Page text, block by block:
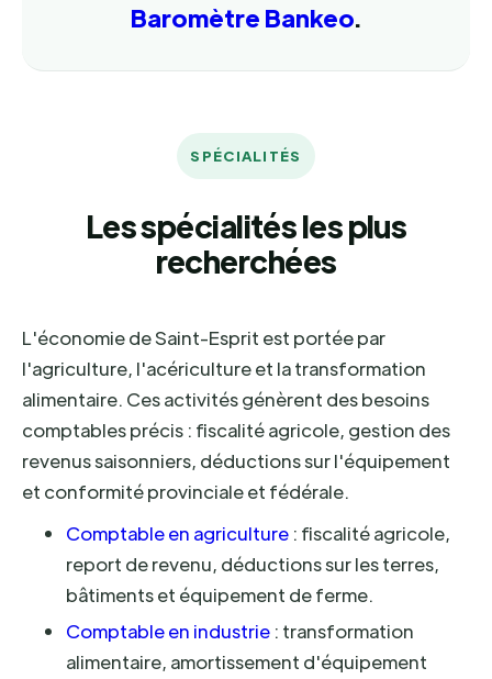
Baromètre Bankeo.
SPÉCIALITÉS
Les spécialités les plus
recherchées
L'économie de Saint-Esprit est portée par
l'agriculture, l'acériculture et la transformation
alimentaire. Ces activités génèrent des besoins
comptables précis : fiscalité agricole, gestion des
revenus saisonniers, déductions sur l'équipement
et conformité provinciale et fédérale.
Comptable en agriculture : fiscalité agricole,
report de revenu, déductions sur les terres,
bâtiments et équipement de ferme.
Comptable en industrie : transformation
alimentaire, amortissement d'équipement